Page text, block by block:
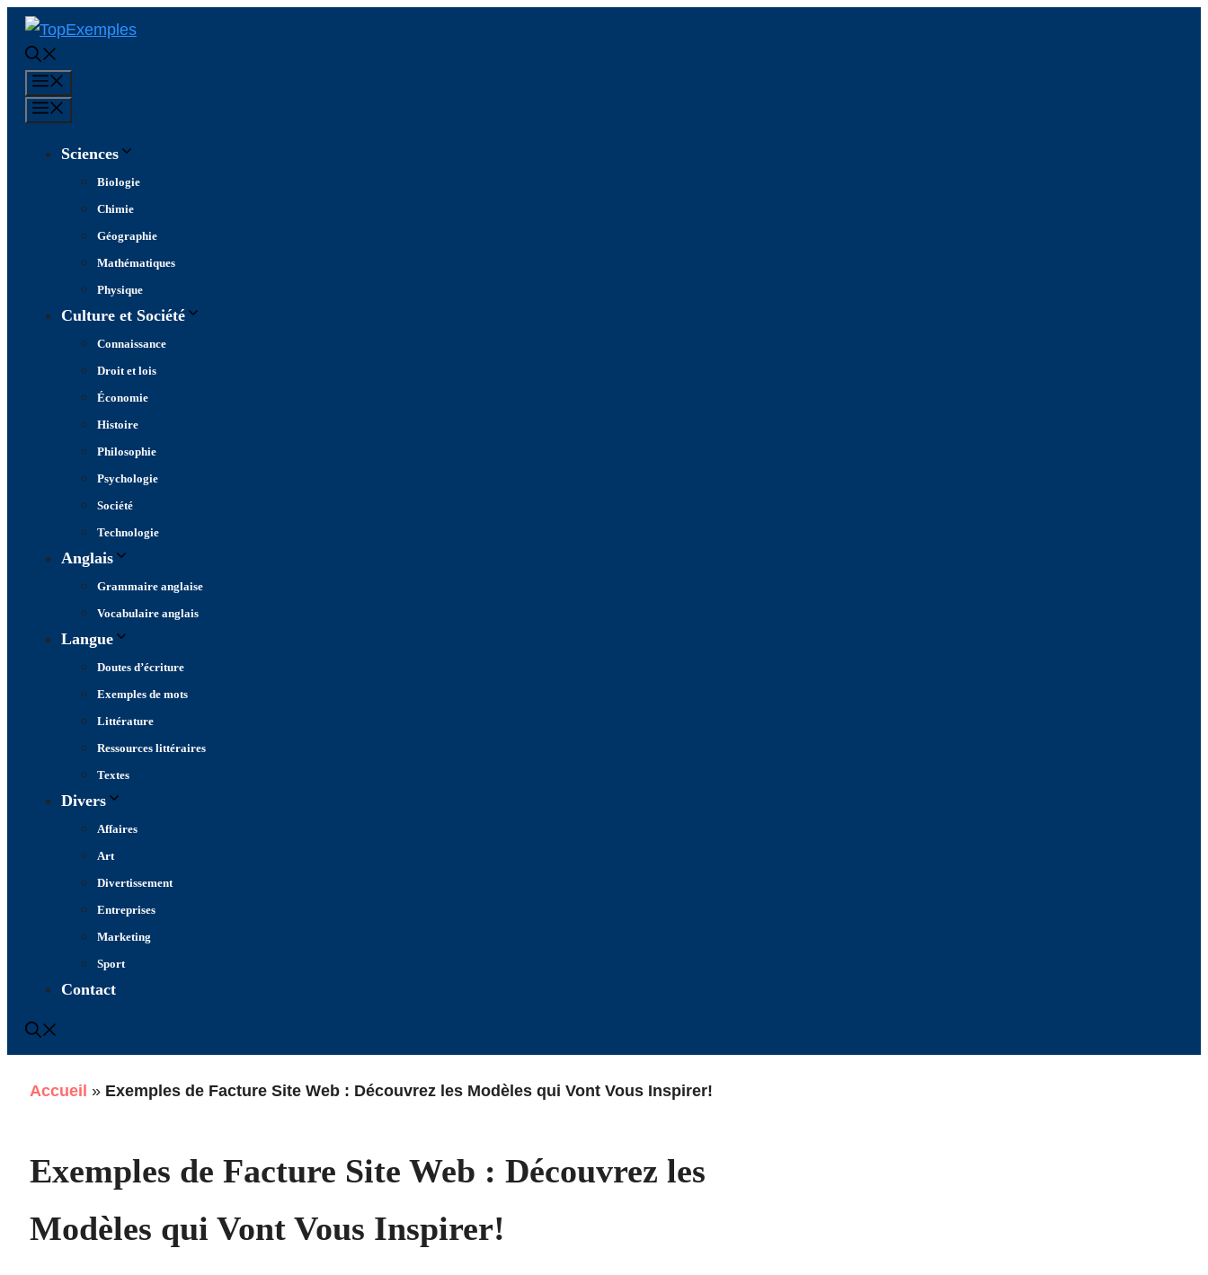
Aller
contenu
Sciences
Biologie
Chimie
Géographie
Mathématiques
Physique
Culture et Société
Connaissance
Droit et lois
Économie
Histoire
Philosophie
Psychologie
Société
Technologie
Anglais
Grammaire anglaise
Vocabulaire anglais
Langue
Doutes d’écriture
Exemples de mots
Littérature
Ressources littéraires
Textes
Divers
Affaires
Art
Divertissement
Entreprises
Marketing
Sport
Contact
Accueil » Exemples de Facture Site Web : Découvrez les Modèles qui Vont Vous Inspirer!
Exemples de Facture Site Web : Découvrez les
Modèles qui Vont Vous Inspirer!